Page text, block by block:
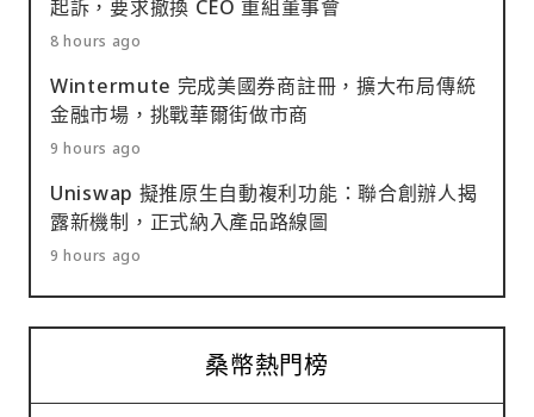
起訴，要求撤換 CEO 重組董事會
8 hours ago
Wintermute 完成美國券商註冊，擴大布局傳統
金融市場，挑戰華爾街做市商
9 hours ago
Uniswap 擬推原生自動複利功能：聯合創辦人揭
露新機制，正式納入產品路線圖
9 hours ago
桑幣熱門榜